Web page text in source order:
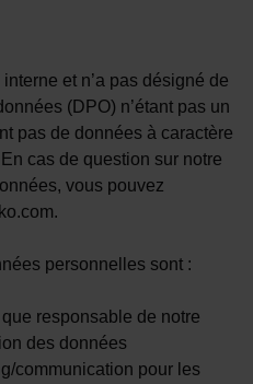
et n’a pas désigné de
(DPO) n’étant pas un
pas de données à caractère
cas de question sur notre
vous pouvez
personnelles sont :
que responsable de notre
des données
communication pour les